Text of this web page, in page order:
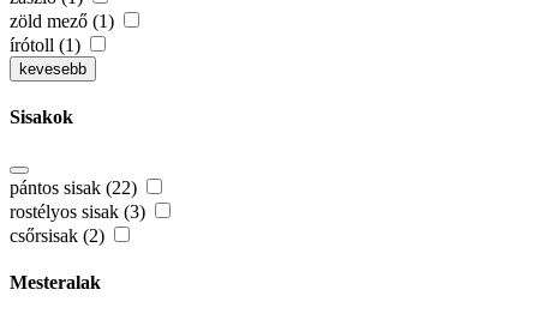
zöld mező (1)
írótoll (1)
kevesebb
Sisakok
pántos sisak (22)
rostélyos sisak (3)
csőrsisak (2)
Mesteralak